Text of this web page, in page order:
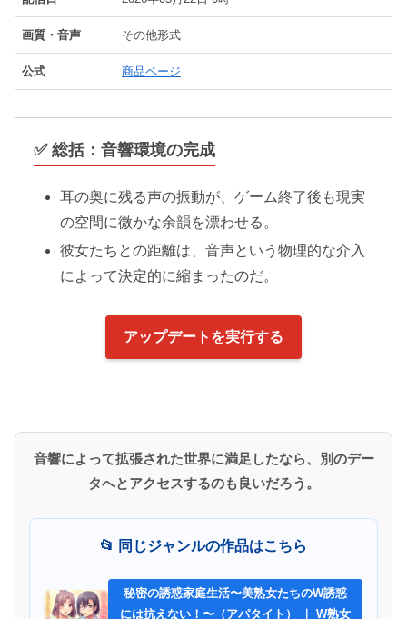
画質・音声 その他形式
公式 商品ページ
✅ 総括：音響環境の完成
耳の奥に残る声の振動が、ゲーム終了後も現実
の空間に微かな余韻を漂わせる。
彼女たちとの距離は、音声という物理的な介入
によって決定的に縮まったのだ。
アップデートを実行する
音響によって拡張された世界に満足したなら、別のデー
タへとアクセスするのも良いだろう。
📂 同じジャンルの作品はこちら
秘密の誘惑家庭生活〜美熟女たちのW誘惑
には抗えない！〜（アパタイト） ｜ W熟女